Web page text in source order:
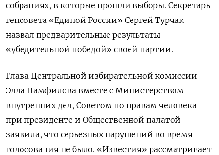
собраниях, в которые прошли выборы. Секретарь
генсовета «Единой России» Сергей Турчак
назвал предварительные результаты
«убедительной победой» своей партии.
Глава Центральной избирательной комиссии
Элла Памфилова вместе с Министерством
внутренних дел, Советом по правам человека
при президенте и Общественной палатой
заявила, что серьезных нарушений во время
голосования не было. «Известия» рассматривает